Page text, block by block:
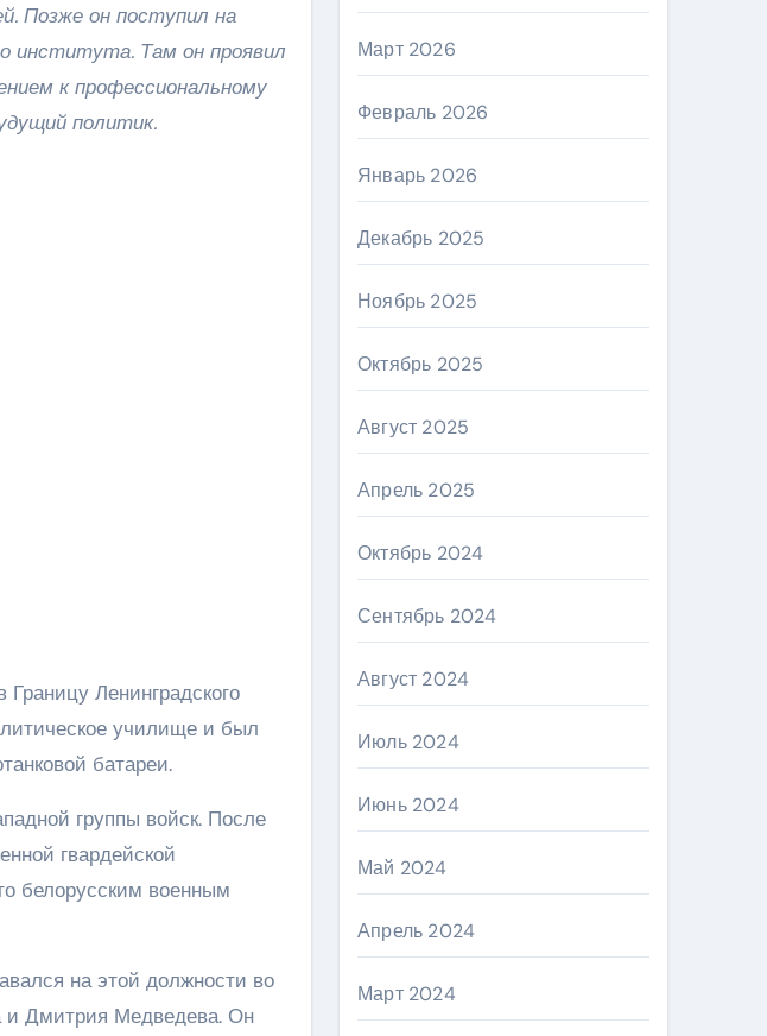
Позже он поступил на
института. Там он проявил
к профессиональному
политик.
Ленинградского
училище и был
батареи.
группы войск. После
гвардейской
белорусским военным
на этой должности во
и Дмитрия Медведева. Он
Март 2026
Февраль 2026
Январь 2026
Декабрь 2025
Ноябрь 2025
Октябрь 2025
Август 2025
Апрель 2025
Октябрь 2024
Сентябрь 2024
Август 2024
Июль 2024
Июнь 2024
Май 2024
Апрель 2024
Март 2024